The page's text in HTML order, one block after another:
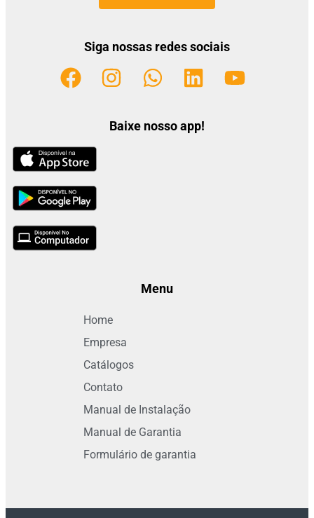
Siga nossas redes sociais
Baixe nosso app!
Menu
Home
Empresa
Catálogos
Contato
Manual de Instalação
Manual de Garantia
Formulário de garantia